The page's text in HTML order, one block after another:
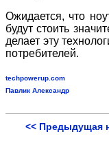
Ожидается, что
будут стоить
делает эту
потребителей.
techpowerup.com
Павлик Александр
<< Предыдущая